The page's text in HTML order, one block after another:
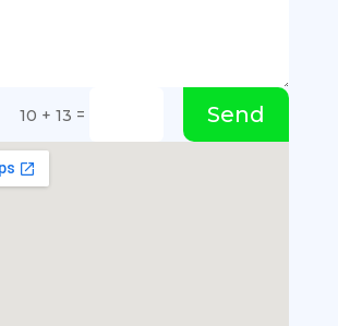
10 + 13 = Send